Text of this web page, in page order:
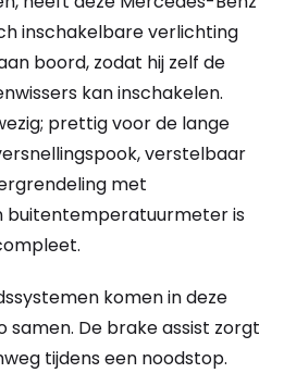
inschakelbare verlichting
boord, zodat hij zelf de
kan inschakelen.
prettig voor de lange
verstelbaar
met
buitentemperatuurmeter is
komen in deze
samen. De brake assist zorgt
tijdens een noodstop.